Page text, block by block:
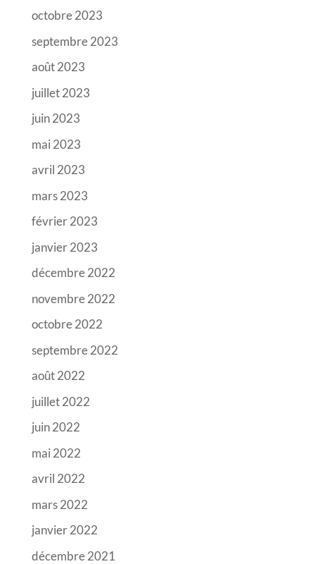
octobre 2023
septembre 2023
août 2023
juillet 2023
juin 2023
mai 2023
avril 2023
mars 2023
février 2023
janvier 2023
décembre 2022
novembre 2022
octobre 2022
septembre 2022
août 2022
juillet 2022
juin 2022
mai 2022
avril 2022
mars 2022
janvier 2022
décembre 2021